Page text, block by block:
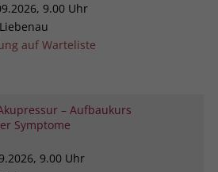
9.00 Uhr
auf Warteliste
– Aufbaukurs
Symptome
9.00 Uhr